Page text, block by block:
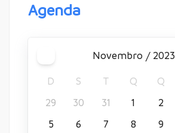
Agenda
novembro / 2023
D
S T Q Q
29
30 31 1 2
5
6 7 8 9